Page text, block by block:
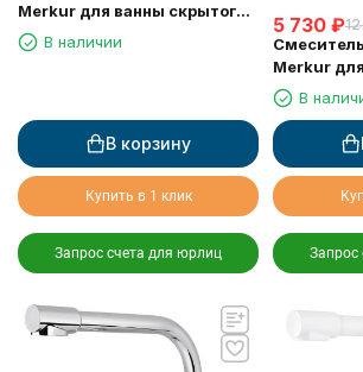
Merkur для ванны скрытого
монтажа
В наличии
В корзину
Купить в 1 клик
Запрос счета для юрлиц
5 730 ₽
Merkur
монтажа
В
Запрос